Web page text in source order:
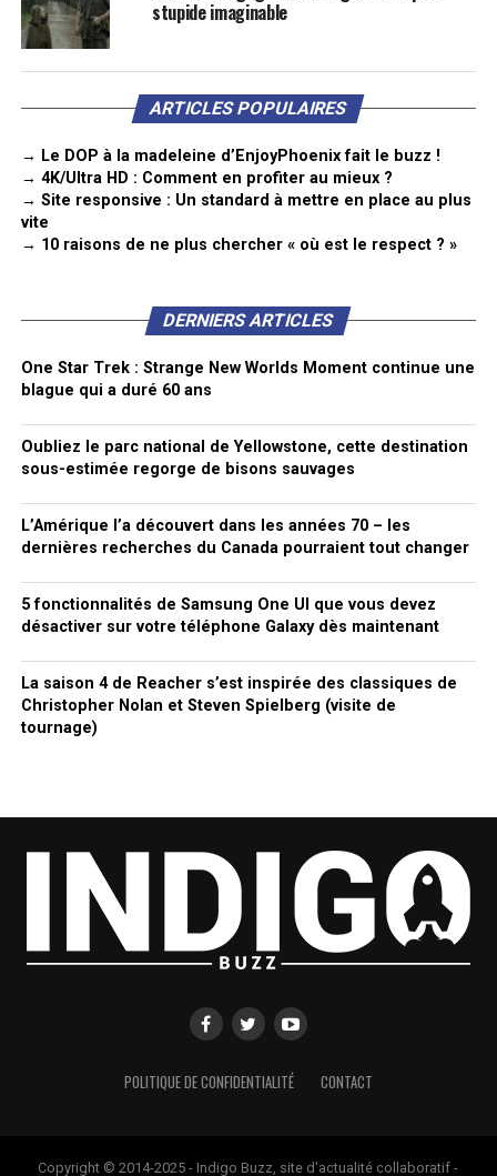
stupide imaginable
ARTICLES POPULAIRES
→ Le DOP à la madeleine d’EnjoyPhoenix fait le buzz !
→ 4K/Ultra HD : Comment en profiter au mieux ?
→ Site responsive : Un standard à mettre en place au plus
vite
→ 10 raisons de ne plus chercher « où est le respect ? »
DERNIERS ARTICLES
One Star Trek : Strange New Worlds Moment continue une
blague qui a duré 60 ans
Oubliez le parc national de Yellowstone, cette destination
sous-estimée regorge de bisons sauvages
L’Amérique l’a découvert dans les années 70 – les
dernières recherches du Canada pourraient tout changer
5 fonctionnalités de Samsung One UI que vous devez
désactiver sur votre téléphone Galaxy dès maintenant
La saison 4 de Reacher s’est inspirée des classiques de
Christopher Nolan et Steven Spielberg (visite de
tournage)
POLITIQUE DE CONFIDENTIALITÉ CONTACT
Copyright © 2014-2025 - Indigo Buzz, site d'actualité collaboratif -